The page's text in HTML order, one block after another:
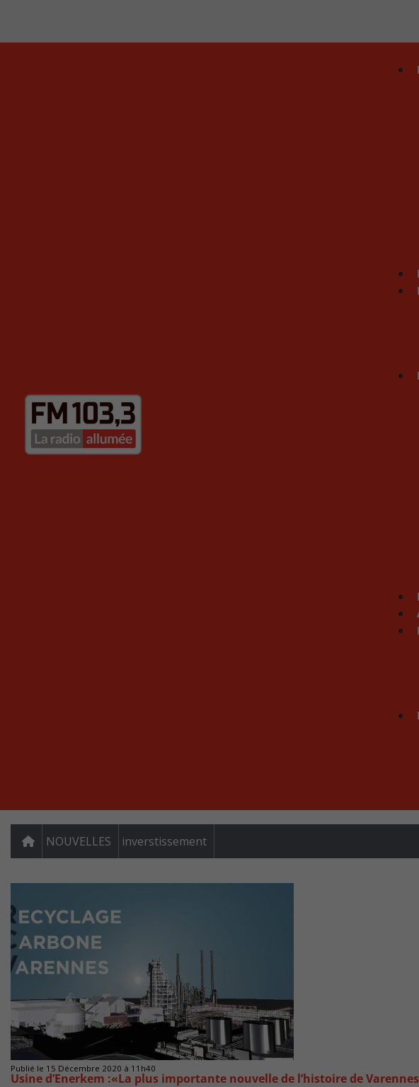
NOUVELLES inverstissement
Publié le 15 Décembre 2020 à 11h40
Usine d’Enerkem :«La plus importante nouvelle de l’histoire de